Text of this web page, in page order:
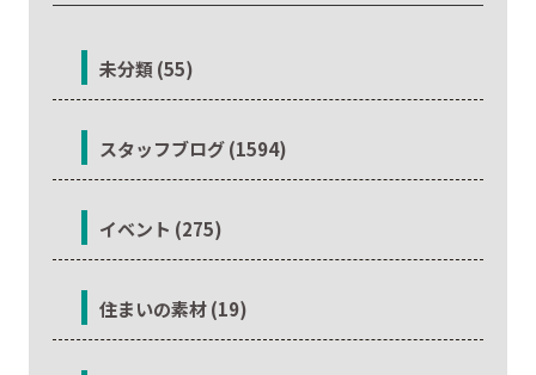
未分類 (55)
スタッフブログ (1594)
イベント (275)
住まいの素材 (19)